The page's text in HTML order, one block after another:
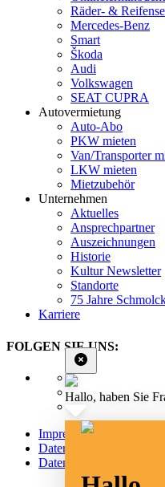
Räder- &
Mercedes-Benz
Smart
Škoda
Audi
Volkswagen
SEAT CUPRA
Autovermietung
Auto-Abo
PKW mieten
Van/Transporter
LKW mieten
Mietzubehör
Unternehmen
Aktuelles
Ansprechpartner
Auszeichnungen
Historie
Kultur Newsletter
Standorte
75 Jahre
Karriere
FOLGEN SIE UNS:
Impressum
Datenschutz
Datenschutz Social Media
Hallo, haben Sie